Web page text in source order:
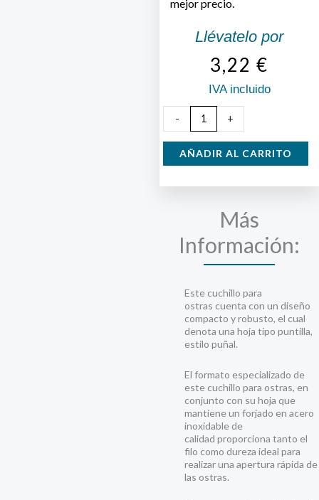
mejor precio.
Llévatelo por
3,22 €
IVA incluido
-
Abre
Ostras
+
AÑADIR AL CARRITO
Más
Información:
Este cuchillo para
ostras cuenta con un diseño
compacto y robusto, el cual
denota una hoja tipo puntilla,
estilo puñal.
El formato especializado de
este cuchillo para ostras, en
conjunto con su hoja que
mantiene un forjado en acero
inoxidable de
calidad proporciona tanto el
filo como dureza ideal para
realizar una apertura rápida de
las ostras.